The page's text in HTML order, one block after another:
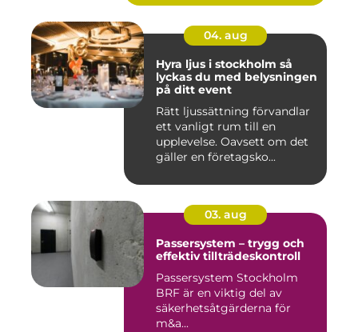
04. aug
Hyra ljus i stockholm så
lyckas du med belysningen
på ditt event
Rätt ljussättning förvandlar
ett vanligt rum till en
upplevelse. Oavsett om det
gäller en företagsko...
03. aug
Passersystem – trygg och
effektiv tillträdeskontroll
Passersystem Stockholm
BRF är en viktig del av
säkerhetsåtgärderna för
m&a...